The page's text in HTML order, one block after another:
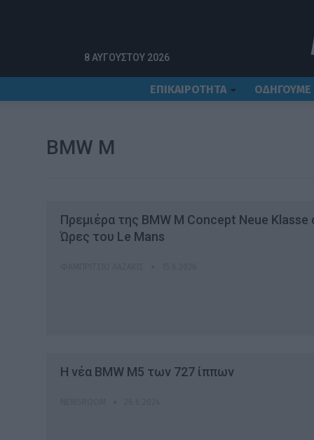
8 ΑΥΓΟΎΣΤΟΥ 2026
ΕΠΙΚΑΙΡΟΤΗΤΑ ΟΔΗΓΟΥΜΕ
BMW M
Πρεμιέρα της BMW M Concept Neue Klasse
Ώρες του Le Mans
H νέα BMW M5 των 727 ίππων